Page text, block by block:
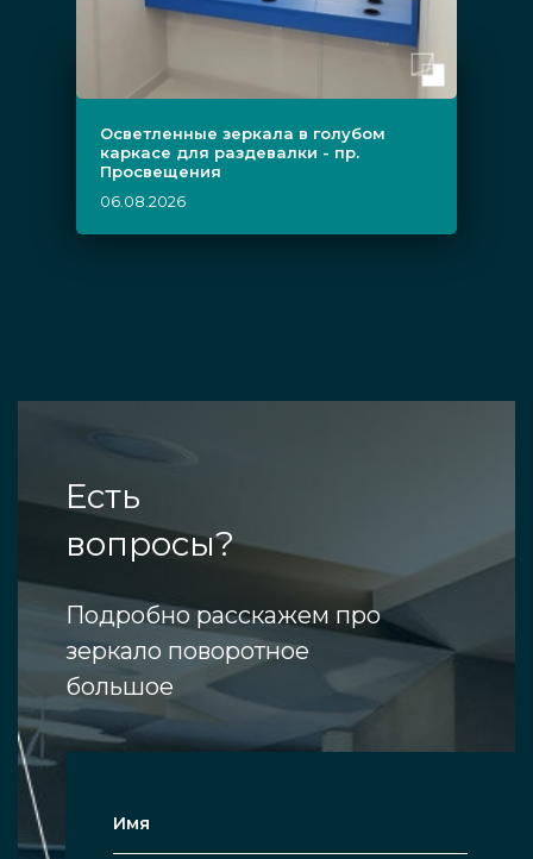
Осветленные зеркала в голубом
каркасе для раздевалки - пр.
Просвещения
06.08.2026
Есть
вопросы?
Подробно расскажем про
зеркало поворотное
большое